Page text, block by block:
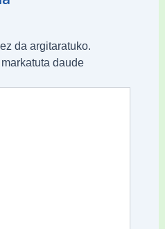
da argitaratuko.
daude